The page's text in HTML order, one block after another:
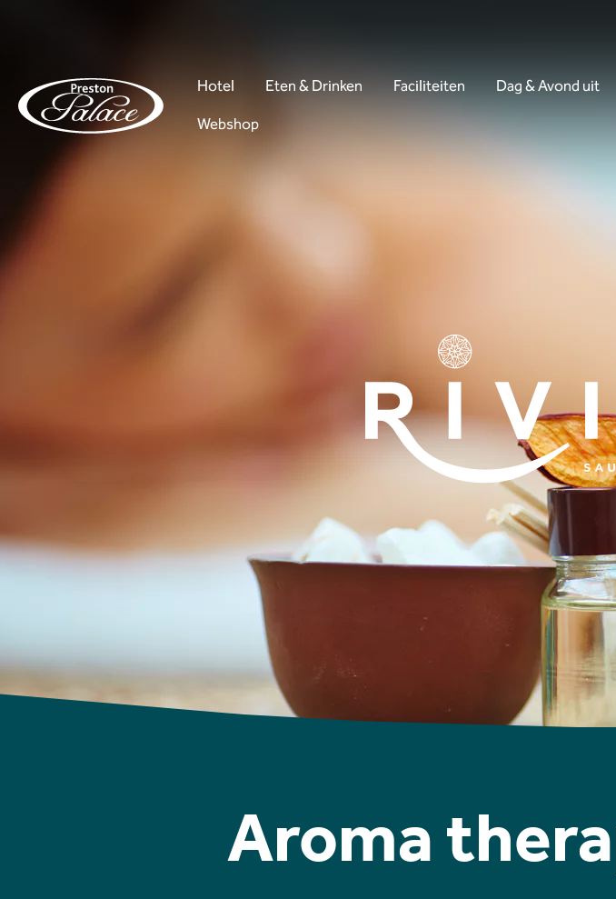
Hotel Eten & Drinken Faciliteiten Dag & Avond uit
Webshop
Aroma